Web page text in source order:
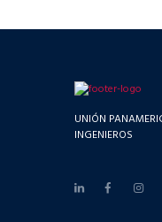
UNIÓN
INGENIEROS